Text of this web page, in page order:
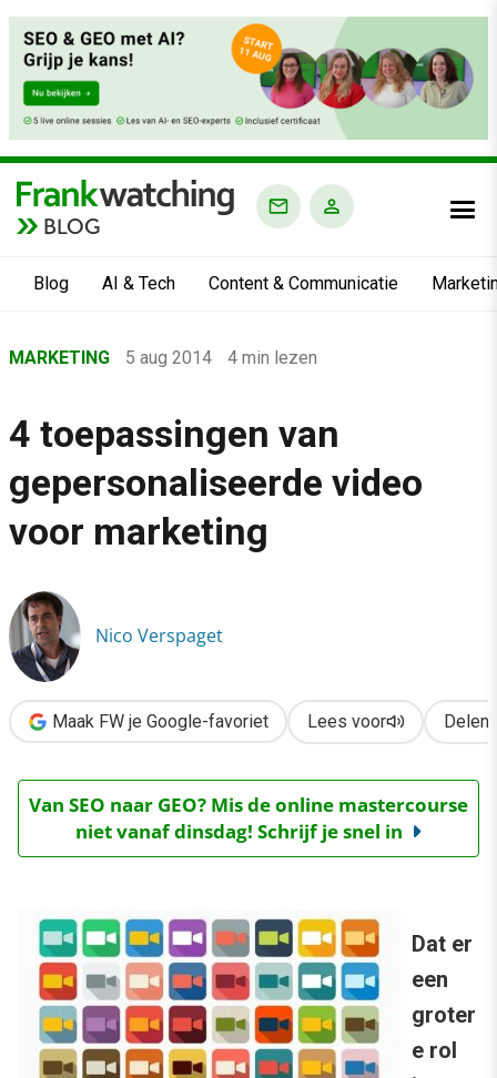
BLOG
Blog AI & Tech Content & Communicatie
›
›
Marketing
4 toepassingen van gepersonaliseerde video voor marketing
MARKETING 5 aug 2014 4 min lezen
4 toepassingen van
gepersonaliseerde video
voor marketing
Nico Verspaget
Maak FW je Google-favoriet Lees voor Delen
Van SEO naar GEO? Mis de online mastercourse
niet vanaf dinsdag! Schrijf je snel in
Dat er
een
groter
e rol